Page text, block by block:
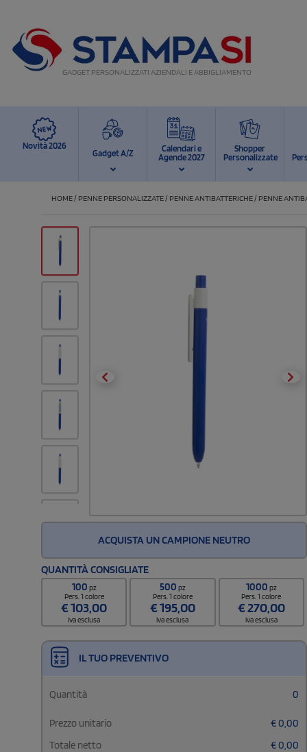
GADGET PERSONALIZZATI AZIENDALI E ABBIGLIAMENTO
Novità 2026
Gadget A/Z
Calendari e
Agende 2027
Shopper
Personalizzate
HOME / PENNE PERSONALIZZATE / PENNE ANTIBATTERICHE / PENNE
ACQUISTA UN CAMPIONE NEUTRO
QUANTITÀ CONSIGLIATE
100 pz
Pers. 1 colore
€103,00
iva esclusa
500 pz
Pers. 1 colore
€195,00
iva esclusa
1000 pz
Pers. 1 colore
€270,00
iva esclusa
IL TUO PREVENTIVO
Quantità 0
Prezzo unitario €0,00
Totale netto
€0,00